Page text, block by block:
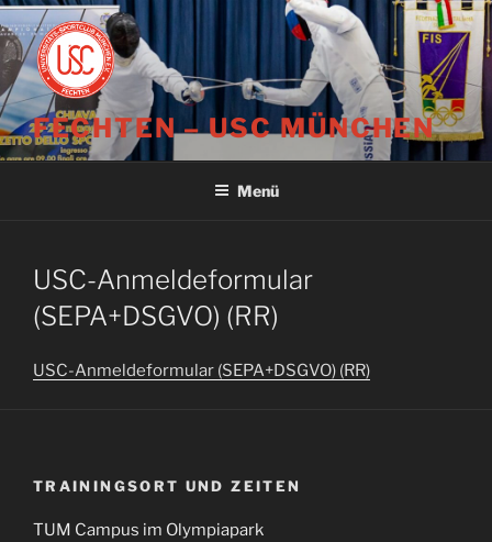
Zum
Inhalt
springen
FECHTEN – USC MÜNCHEN
Menü
USC-Anmeldeformular
(SEPA+DSGVO) (RR)
USC-Anmeldeformular (SEPA+DSGVO) (RR)
TRAININGSORT UND ZEITEN
TUM Campus im Olympiapark